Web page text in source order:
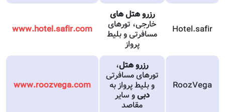
Hotel.safir
رزرو هتلهای
خارجی، تورهای
مسافرتی و بلیط
پرواز
www.hotel.safir.com
RoozVega
رزرو هتل،
تورهای مسافرتی
و بلیط پرواز به
دبیو سایر
مقاصد
www.roozvega.com